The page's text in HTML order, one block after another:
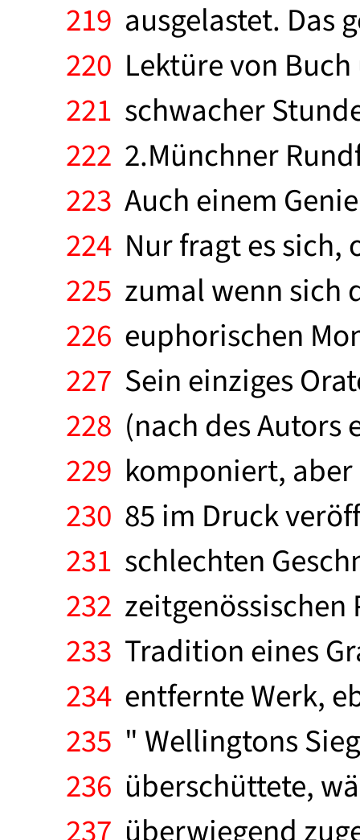
219 ausgelastet. Das
220 Lektüre von
221 schwacher
222 2.Münchner
223 Auch einem
224 Nur fragt es
225 zumal wenn sich
226 euphorischen
227 Sein einziges
228 (nach des Autors
229 komponiert, aber
230 85 im Druck
231 schlechten
232
233 Tradition eines
234 entfernte Werk,
235 " Wellingtons
236 überschüttete,